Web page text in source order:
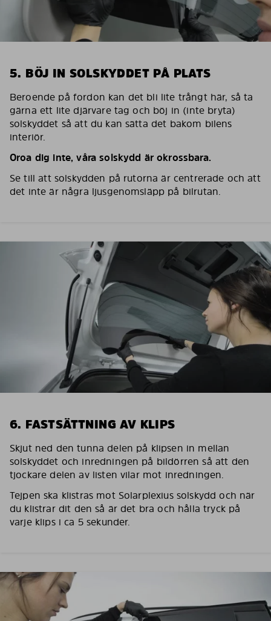
5. BÖJ IN SOLSKYDDET PÅ PLATS
Beroende på fordon kan det bli lite trångt här, så ta
gärna ett lite djärvare tag och böj in (inte bryta)
solskyddet så att du kan sätta det bakom bilens
interiör.
Oroa dig inte, våra solskydd är okrossbara.
Se till att solskydden på rutorna är centrerade och att
det inte är några ljusgenomsläpp på bilrutan.
6. FASTSÄTTNING AV KLIPS
Skjut ned den tunna delen på klipsen in mellan
solskyddet och inredningen på bildörren så att den
tjockare delen av listen vilar mot inredningen.
Tejpen ska klistras mot Solarplexius solskydd och när
du klistrar dit den så är det bra och hålla tryck på
varje klips i ca 5 sekunder.